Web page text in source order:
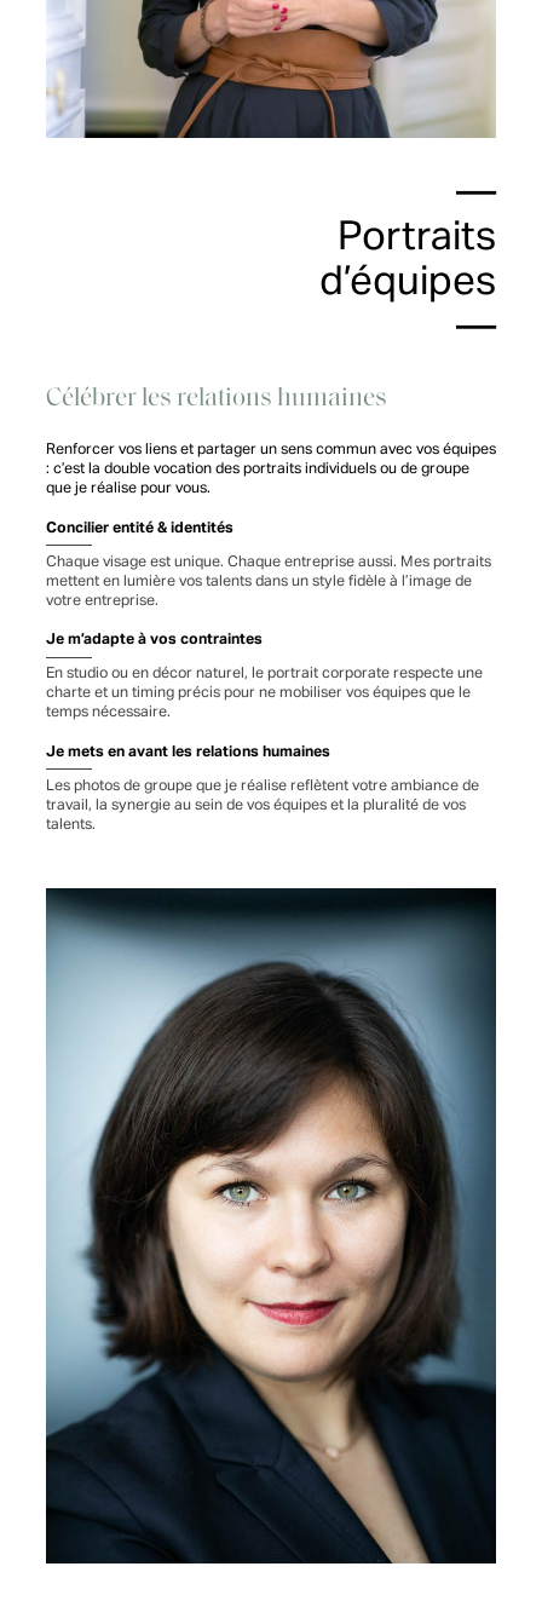
—
Portraits
d’équipes
—
Célébrer les relations humaines
Renforcer vos liens et partager un sens commun avec vos équipes
: c’est la double vocation des portraits individuels ou de groupe
que je réalise pour vous.
Concilier entité & identités
Chaque visage est unique. Chaque entreprise aussi. Mes portraits
mettent en lumière vos talents dans un style fidèle à l’image de
votre entreprise.
Je m’adapte à vos contraintes
En studio ou en décor naturel, le portrait corporate respecte une
charte et un timing précis pour ne mobiliser vos équipes que le
temps nécessaire.
Je mets en avant les relations humaines
Les photos de groupe que je réalise reflètent votre ambiance de
travail, la synergie au sein de vos équipes et la pluralité de vos
talents.